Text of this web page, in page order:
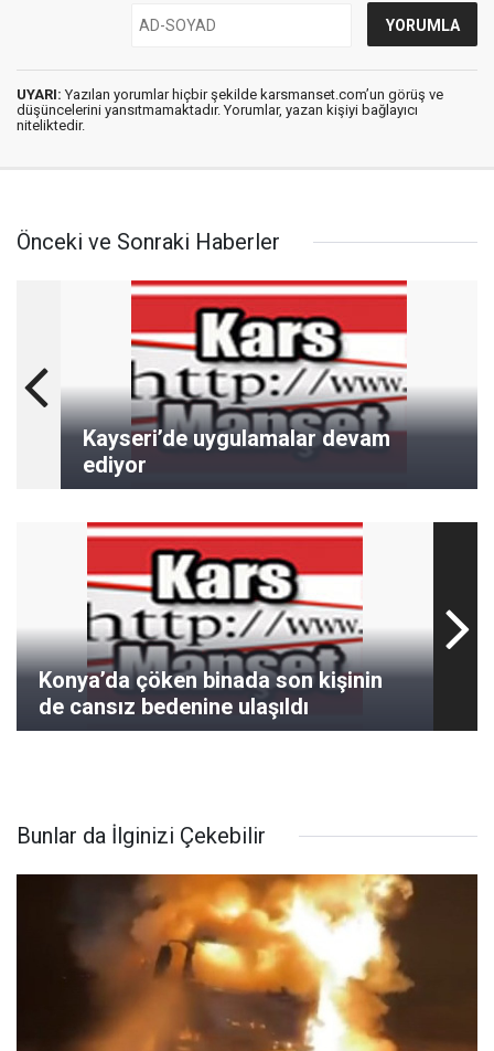
UYARI: Yazılan yorumlar hiçbir şekilde karsmanset.com’un görüş ve
düşüncelerini yansıtmamaktadır. Yorumlar, yazan kişiyi bağlayıcı
niteliktedir.
Önceki ve Sonraki Haberler
Kayseri’de uygulamalar devam
ediyor
Konya’da çöken binada son kişinin
de cansız bedenine ulaşıldı
Bunlar da İlginizi Çekebilir